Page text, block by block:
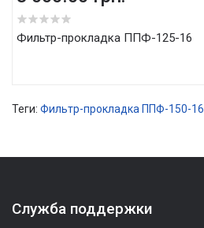
Фильтр-прокладка ППФ-125-16
Теги: Фильтр-прокладка ППФ-150-16
Служба поддержки